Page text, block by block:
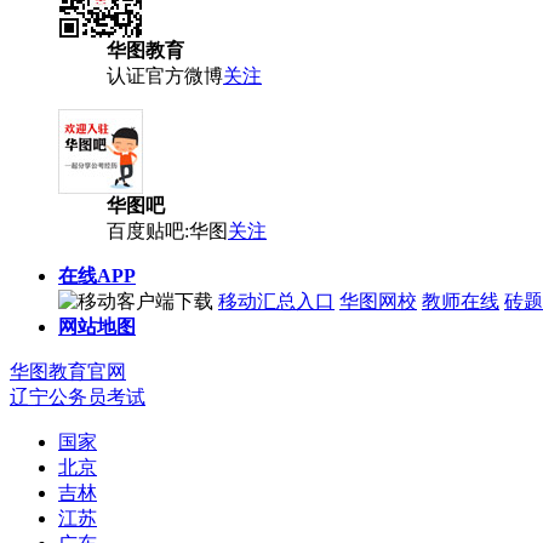
华图教育
认证官方微博关注
华图吧
百度贴吧:华图关注
在线APP
移动汇总入口 华图网校 教师在线 砖
网站地图
华图教育官网
辽宁公务员考试
国家
北京
吉林
江苏